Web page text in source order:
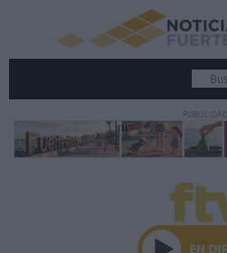
PUBLICIDAD